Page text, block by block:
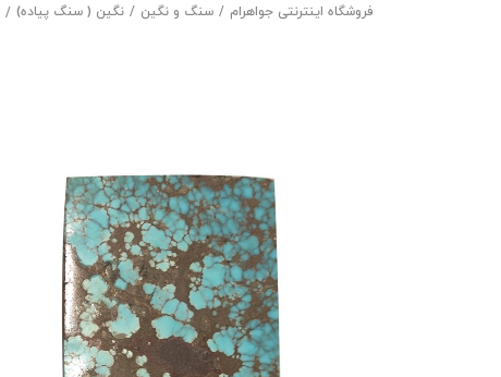
فروشگاه اینترنتی جواهرام سنگ و نگین نگین ( سنگ پیاده)